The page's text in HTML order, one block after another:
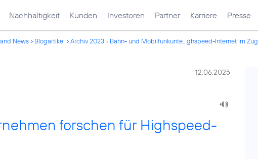
Nachhaltigkeit Kunden Investoren Partner Karriere Presse
News Blogartikel Archiv 2023 Bahn- und Mobilfunkunte...ghspeed-Internet im Zug
12.06.2025
forschen für Highspeed-